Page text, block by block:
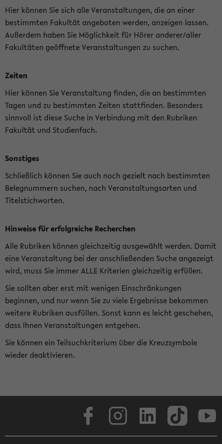
Hier können Sie sich alle Veranstaltungen, die an einer
bestimmten Fakultät angeboten werden, anzeigen lassen.
Außerdem haben Sie Möglichkeit für Hörer anderer/aller
Fakultäten geöffnete Veranstaltungen zu suchen.
Zeiten
Hier können Sie Veranstaltung finden, die an bestimmten
Tagen und zu bestimmten Zeiten stattfinden. Besonders
sinnvoll ist diese Suche in Verbindung mit den Rubriken
Fakultät und Studienfach.
Sonstiges
Schließlich können Sie auch noch gezielt nach bestimmten
Belegnummern suchen, nach Veranstaltungsarten und
Titelstichworten.
Hinweise für erfolgreiche Recherchen
Alle Rubriken können gleichzeitig ausgewählt werden. Damit
eine Veranstaltung bei der anschließenden Suche angezeigt
wird, muss Sie immer ALLE Kriterien gleichzeitig erfüllen.
Sie sollten aber erst mit wenigen Einschränkungen
beginnen, und nur wenn Sie zu viele Ergebnisse bekommen
weitere Rubriken ausfüllen. Sonst kann es leicht geschehen,
dass Ihnen Veranstaltungen entgehen.
Sie können ein Teilsuchkriterium über die Kreuzsymbole
wieder deaktivieren.